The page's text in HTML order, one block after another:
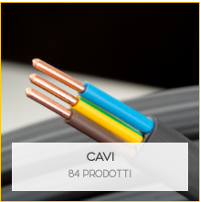
CAVI
84 PRODOTTI